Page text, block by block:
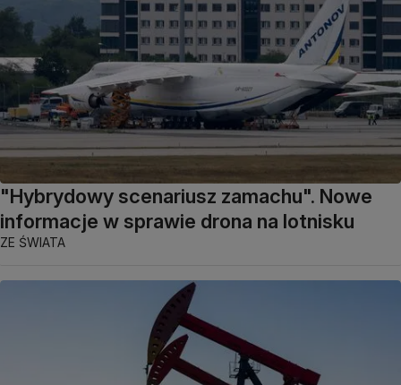
"Hybrydowy scenariusz zamachu". Nowe
informacje w sprawie drona na lotnisku
ZE ŚWIATA